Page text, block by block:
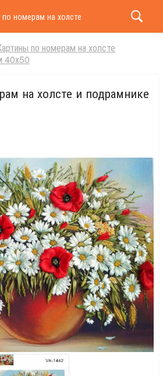
по номерам на холсте и подрамнике 40х50
по номерам на холсте
40х50
на холсте и подрамнике